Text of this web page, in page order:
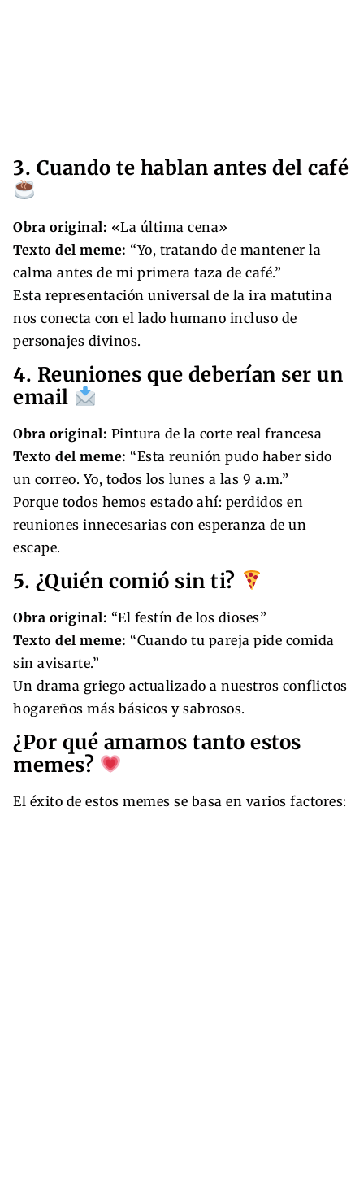
3. Cuando te hablan antes del café
Obra original: «La última cena»
Texto del meme: “Yo, tratando de mantener la
calma antes de mi primera taza de café.”
Esta representación universal de la ira matutina
nos conecta con el lado humano incluso de
personajes divinos.
4. Reuniones que deberían ser un
email
Obra original: Pintura de la corte real francesa
Texto del meme: “Esta reunión pudo haber sido
un correo. Yo, todos los lunes a las 9 a.m.”
Porque todos hemos estado ahí: perdidos en
reuniones innecesarias con esperanza de un
escape.
5. ¿Quién comió sin ti?
Obra original: “El festín de los dioses”
Texto del meme: “Cuando tu pareja pide comida
sin avisarte.”
Un drama griego actualizado a nuestros conflictos
hogareños más básicos y sabrosos.
¿Por qué amamos tanto estos
memes?
El éxito de estos memes se basa en varios factores: